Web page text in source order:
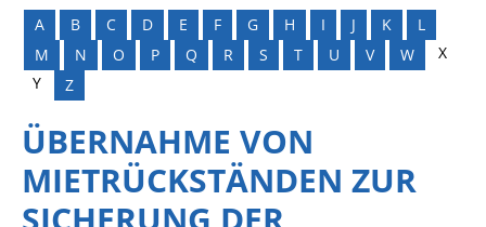
A B C D E F G H I J K
L
M
N O P Q R S T U V W
X
Y
Z
ÜBERNAHME VON
MIETRÜCKSTÄNDEN ZUR